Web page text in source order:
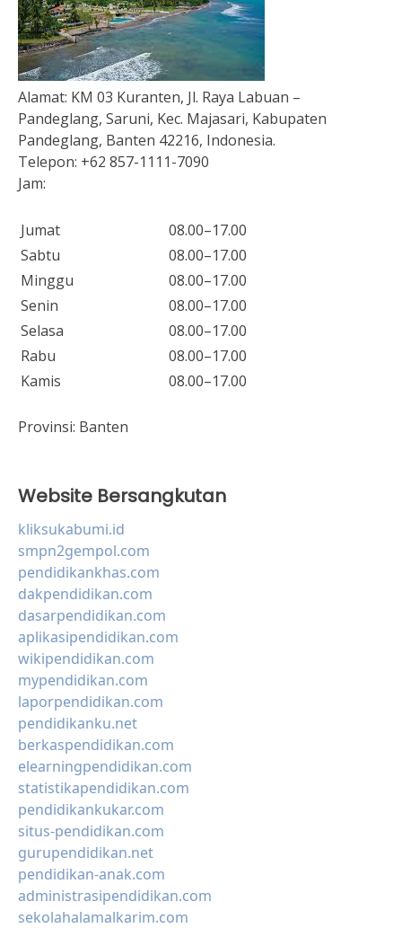
Alamat: KM 03 Kuranten, Jl. Raya Labuan –
Pandeglang, Saruni, Kec. Majasari, Kabupaten
Pandeglang, Banten 42216, Indonesia.
Telepon: +62 857-1111-7090
Jam:
Jumat
08.00–17.00
Sabtu
08.00–17.00
Minggu
08.00–17.00
Senin
08.00–17.00
Selasa
08.00–17.00
Rabu
08.00–17.00
Kamis
08.00–17.00
Provinsi: Banten
Website Bersangkutan
kliksukabumi.id
smpn2gempol.com
pendidikankhas.com
dakpendidikan.com
dasarpendidikan.com
aplikasipendidikan.com
wikipendidikan.com
mypendidikan.com
laporpendidikan.com
pendidikanku.net
berkaspendidikan.com
elearningpendidikan.com
statistikapendidikan.com
pendidikankukar.com
situs-pendidikan.com
gurupendidikan.net
pendidikan-anak.com
administrasipendidikan.com
sekolahalamalkarim.com